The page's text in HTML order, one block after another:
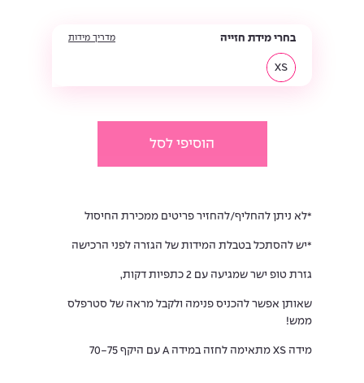
בחרי מידת חזייה מדריך מידות
XS
*לא ניתן להחליף/להחזיר פריטים ממכירת החיסול
*יש להסתכל בטבלת המידות של הגזרה לפני הרכישה
גזרת טופ ישר שמגיעה עם 2 כתפיות דקות,
שאותן אפשר להכניס פנימה ולקבל מראה של סטרפלס
ממש!
מידה XS מתאימה לחזה במידה A עם היקף 70-75
הוסיפי לסל